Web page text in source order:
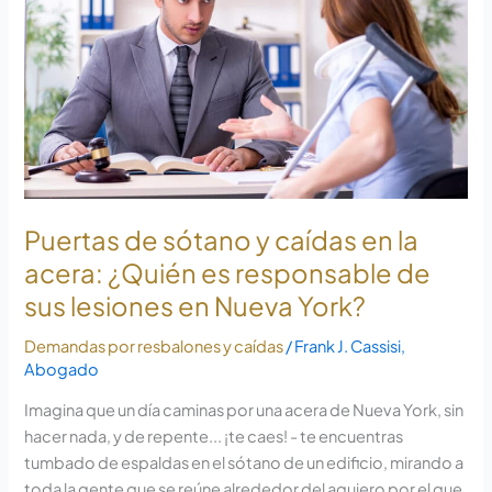
Puertas de sótano y caídas en la
acera: ¿Quién es responsable de
sus lesiones en Nueva York?
Demandas por resbalones y caídas/Frank J. Cassisi,
Abogado
Imagina que un día caminas por una acera de Nueva York, sin
hacer nada, y de repente... ¡te caes! - te encuentras
tumbado de espaldas en el sótano de un edificio, mirando a
caídas
en
acera:
Quién
es
responsable
de
sus
lesiones
en
NYC?